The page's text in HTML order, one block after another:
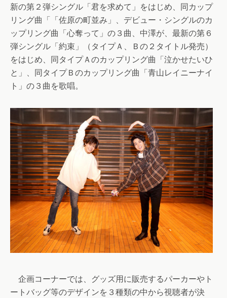
新の第２弾シングル「君を求めて」をはじめ、同カップ
リング曲「「佐原の町並み」、デビュー・シングルのカ
ップリング曲「心奪って」の３曲、中澤が、最新の第６
弾シングル「約束」（タイプＡ、Ｂの２タイトル発売）
をはじめ、同タイプＡのカップリング曲「泣かせたいひ
と」、同タイプＢのカップリング曲「青山レイニーナイ
ト」の３曲を歌唱。
企画コーナーでは、グッズ用に販売するパーカーやト
ートバッグ等のデザインを３種類の中から視聴者が決